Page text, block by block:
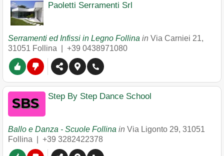
Paoletti Serramenti Srl
Serramenti ed Infissi in Legno Follina in Via Carniei 21,
31051 Follina +39 0438971080
Step By Step Dance School
Ballo e Danza - Scuole Follina in Via Ligonto 29, 31051
Follina
+39 3282422378